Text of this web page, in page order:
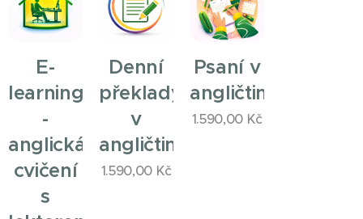
E-
learning
-
anglická
cvičení
s
Denní
překlady
v
angličtině
1.590,00 Kč
Psaní v
angličtině
1.590,00 Kč